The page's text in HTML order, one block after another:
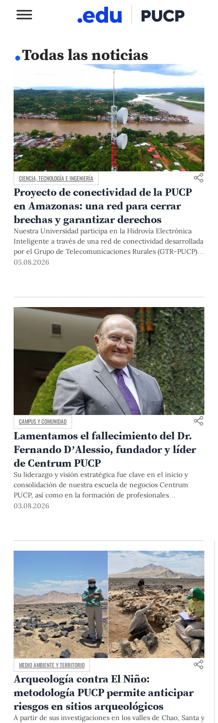
.Todas las noticias
CIENCIA, TECNOLOGÍA E INGENIERÍA
Proyecto de conectividad de la PUCP
en Amazonas: una red para cerrar
brechas y garantizar derechos
Nuestra Universidad participa en la Hidrovía Electrónica
Inteligente a través de una red de conectividad desarrollada
por el Grupo de Telecomunicaciones Rurales (GTR-PUCP)
desde el 2018. En esta nota repasamos cómo ha sido el
05.08.2026
CAMPUS Y COMUNIDAD
Lamentamos el fallecimiento del Dr.
Fernando D’Alessio, fundador y líder
de Centrum PUCP
Su liderazgo y visión estratégica fue clave en el inicio y
consolidación de nuestra escuela de negocios Centrum
PUCP, así como en la formación de profesionales
empresariales comprometidos con el país. Por todo ello,
03.08.2026
MEDIO AMBIENTE Y TERRITORIO
Arqueología contra El Niño:
metodología PUCP permite anticipar
riesgos en sitios arqueológicos
A partir de sus investigaciones en los valles de Chao, Santa y